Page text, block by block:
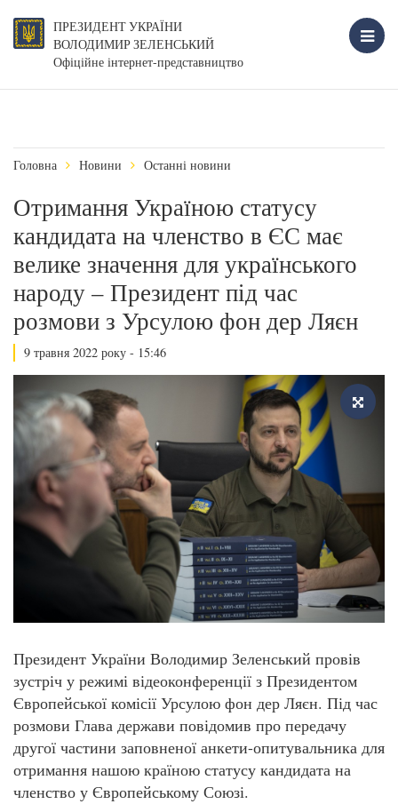
ПРЕЗИДЕНТ УКРАЇНИ
ВОЛОДИМИР ЗЕЛЕНСЬКИЙ
Офіційне інтернет-представництво
Головна Новини Останні новини
Отримання Україною статусу
кандидата на членство в ЄС має
велике значення для українського
народу – Президент під час
розмови з Урсулою фон дер Ляєн
9 травня 2022 року - 15:46
Президент України Володимир Зеленський провів
зустріч у режимі відеоконференції з Президентом
Європейської комісії Урсулою фон дер Ляєн. Під час
розмови Глава держави повідомив про передачу
другої частини заповненої анкети-опитувальника для
отримання нашою країною статусу кандидата на
членство у Європейському Союзі.